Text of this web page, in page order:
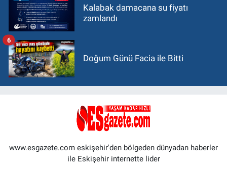
Kalabak damacana su fiyatı
zamlandı
Doğum Günü Facia ile Bitti
6
www.esgazete.com eskişehir'den bölgeden dünyadan haberler
ile Eskişehir internette lider